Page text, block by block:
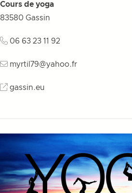
Cours de yoga
83580 Gassin
06 63 23 11 92
myrtil79@yahoo.fr
gassin.eu